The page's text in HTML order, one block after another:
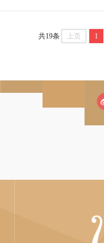
共19条 上页 1